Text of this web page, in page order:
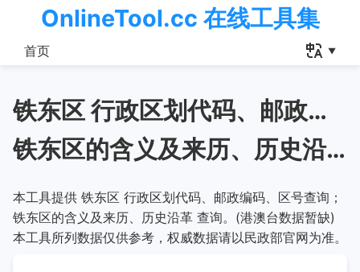
OnlineTool.cc 在线工具集
首页
铁东区 行政区划代码、邮政编码、区号查询
铁东区的含义及来历、历史沿革
本工具提供 铁东区 行政区划代码、邮政编码、区号查询；
铁东区的含义及来历、历史沿革 查询。(港澳台数据暂缺)
本工具所列数据仅供参考，权威数据请以民政部官网为准。